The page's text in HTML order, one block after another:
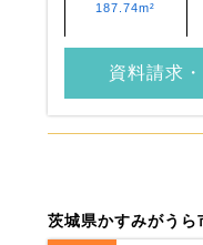
187.74m²
資料請求
茨城県かすみがうら